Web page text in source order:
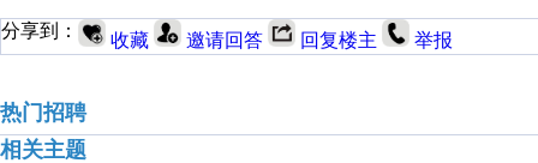
分享到： 收藏 邀请回答 回复楼主 举报
热门招聘
相关主题